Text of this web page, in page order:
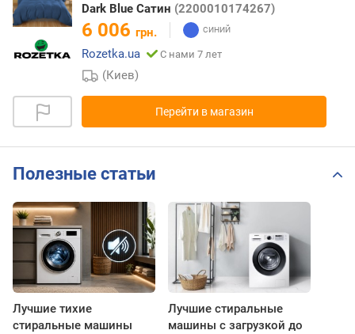
Dark Blue Сатин (2200010174267)
6 006 грн.
Rozetka.ua
С нами 7 лет
(Киев)
Перейти в магазин
Полезные статьи
Лучшие тихие
стиральные машины
Лучшие стиральные
машины с загрузкой до